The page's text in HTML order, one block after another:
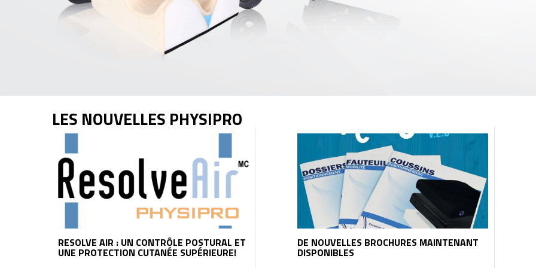
LES NOUVELLES PHYSIPRO
RESOLVE AIR : UN CONTRÔLE POSTURAL ET
UNE PROTECTION CUTANÉE SUPÉRIEURE!
DE NOUVELLES BROCHURES MAINTENANT
DISPONIBLES